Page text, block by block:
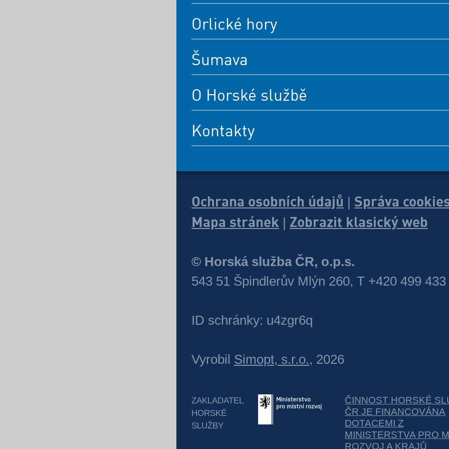
Orlické hory
Šumava
O Horské službě
Kontakty
Ochrana osobních údajů
Správa
Mapa stránek
Zobrazit klasický web
© Horská služba ČR, o.p.s.
543 51 Špindlerův Mlýn 260, T +420 499 433
ID schránky: u4zgr6q
Vyrobil Simopt, s.r.o., 2026
ZAKLADATEL
HORSKÉ
SLUŽBY
ČINNOST HORSKÉ
ČR JE FINANCOVÁNA
DOTACEMI Z
MINISTERSTVA PRO
ROZVOJ A KRAJŮ